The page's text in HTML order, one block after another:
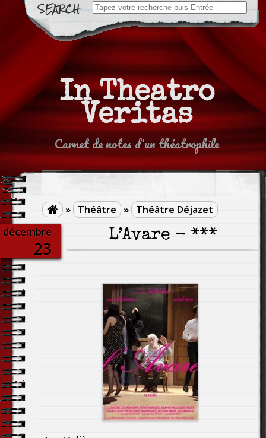
Search
for:
In Theatro
Veritas
Carnet de notes d'un théatrophile
 » Théâtre » Théâtre Déjazet
décembre
23
L’Avare - ***